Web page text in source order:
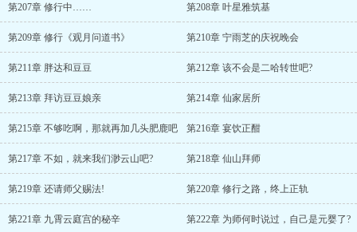
第207章 修行中…… 第208章 叶星雅筑基
第209章 修行《观月问道书》 第210章 宁雨芝的庆祝晚会
第211章 胖达和豆豆 第212章 该不会是二哈转世吧?
第213章 拜访豆豆娘亲 第214章 仙家居所
第215章 不够吃啊，那就再加几头肥鹿吧 第216章 宴饮正酣
第217章 不如，就来我们渺云山吧? 第218章 仙山拜师
第219章 还请师父赐法! 第220章 修行之路，终上正轨
第221章 九霄云庭宫的秘辛 第222章 为师何时说过，自己是元婴了?